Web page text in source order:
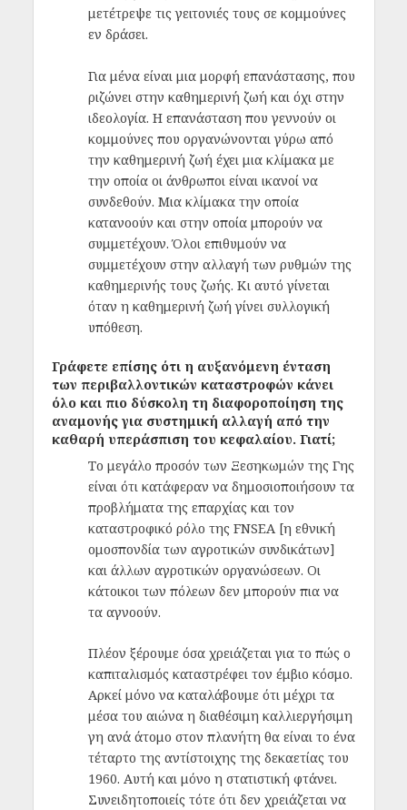
μετέτρεψε τις γειτονιές τους σε κομμούνες
εν δράσει.
Για μένα είναι μια μορφή επανάστασης, που
ριζώνει στην καθημερινή ζωή και όχι στην
ιδεολογία. Η επανάσταση που γεννούν οι
κομμούνες που οργανώνονται γύρω από
την καθημερινή ζωή έχει μια κλίμακα με
την οποία οι άνθρωποι είναι ικανοί να
συνδεθούν. Μια κλίμακα την οποία
κατανοούν και στην οποία μπορούν να
συμμετέχουν. Όλοι επιθυμούν να
συμμετέχουν στην αλλαγή των ρυθμών της
καθημερινής τους ζωής. Κι αυτό γίνεται
όταν η καθημερινή ζωή γίνει συλλογική
υπόθεση.
Γράφετε επίσης ότι η αυξανόμενη ένταση
των περιβαλλοντικών καταστροφών κάνει
όλο και πιο δύσκολη τη διαφοροποίηση της
αναμονής για συστημική αλλαγή από την
καθαρή υπεράσπιση του κεφαλαίου. Γιατί;
Το μεγάλο προσόν των Ξεσηκωμών της Γης
είναι ότι κατάφεραν να δημοσιοποιήσουν τα
προβλήματα της επαρχίας και τον
καταστροφικό ρόλο της FNSEA [η εθνική
ομοσπονδία των αγροτικών συνδικάτων]
και άλλων αγροτικών οργανώσεων. Οι
κάτοικοι των πόλεων δεν μπορούν πια να
τα αγνοούν.
Πλέον ξέρουμε όσα χρειάζεται για το πώς ο
καπιταλισμός καταστρέφει τον έμβιο κόσμο.
Αρκεί μόνο να καταλάβουμε ότι μέχρι τα
μέσα του αιώνα η διαθέσιμη καλλιεργήσιμη
γη ανά άτομο στον πλανήτη θα είναι το ένα
τέταρτο της αντίστοιχης της δεκαετίας του
1960. Αυτή και μόνο η στατιστική φτάνει.
Συνειδητοποιείς τότε ότι δεν χρειάζεται να